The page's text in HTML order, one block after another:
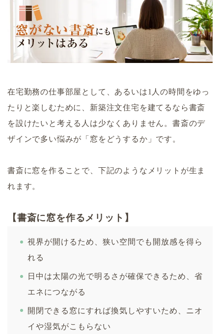
在宅勤務の仕事部屋として、あるいは1人の時間をゆっ
たりと楽しむために、新築注文住宅を建てるなら書斎
を設けたいと考える人は少なくありません。書斎のデ
ザインで多い悩みが「窓をどうするか」です。
書斎に窓を作ることで、下記のようなメリットが生ま
れます。
【書斎に窓を作るメリット】
視界が開けるため、狭い空間でも開放感を得ら
れる
日中は太陽の光で明るさが確保できるため、省
エネにつながる
開閉できる窓にすれば換気しやすいため、ニオ
イや湿気がこもらない